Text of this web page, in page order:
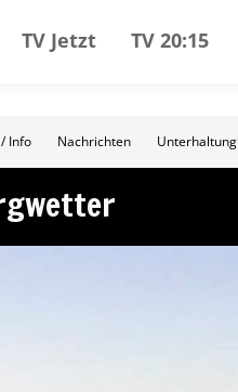
TV Jetzt TV 20:15
Info Nachrichten Unterhaltung